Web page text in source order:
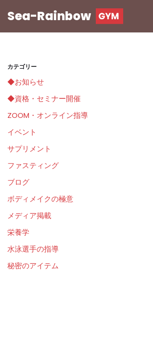
へ
ス
ッ
プ
Sea-Rainbow
カテゴリー
◆お知らせ
◆資格・セミナー開催
ZOOM・オンライン指導
イベント
サプリメント
ファスティング
ブログ
ボディメイクの極意
メディア掲載
栄養学
水泳選手の指導
秘密のアイテム